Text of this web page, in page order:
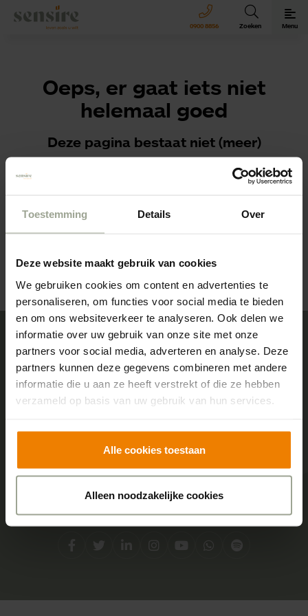
Toestemming Details Over
Deze website maakt gebruik van cookies
We gebruiken cookies om content en advertenties te
personaliseren, om functies voor social media te bieden
en om ons websiteverkeer te analyseren. Ook delen we
informatie over uw gebruik van onze site met onze
partners voor social media, adverteren en analyse. Deze
partners kunnen deze gegevens combineren met andere
informatie die u aan ze heeft verstrekt of die ze hebben
verzameld op basis van uw gebruik van hun services.
Alle cookies toestaan
Alleen noodzakelijke cookies
Sensire logo
0900 8856 Zoeken Menu
Oeps, er gaat iets niet
helemaal goed
Deze pagina bestaat niet (meer)
We willen jouw vraag of sollicitatie natuurlijk wel graag
Ga naar de homepaginaof navigeer via het menu
Sensire logo
Boterstraat 2
7051 DA Varsseveld
Social media
FacebookTwitterLinkedInInstagramYouTubeWhatsapp
Spotify